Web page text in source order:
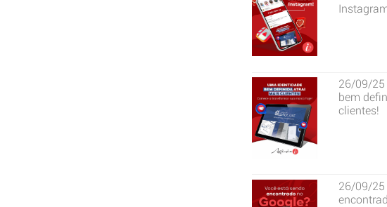
26/09/25
bem
clientes!
26/09/25